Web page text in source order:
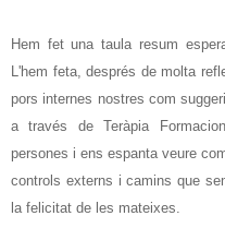
Hem fet una taula resum
L'hem feta, després de molta
pors internes nostres com
a través deTeràpia
persones i ens espanta veure
controls externs i camins que
la felicitat de les mateixes.